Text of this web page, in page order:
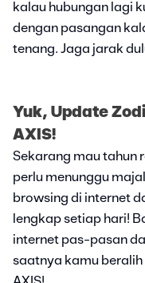
kalau hubungan lagi
dengan pasangan
tenang. Jaga jarak
Yuk, Update
AXIS!
Sekarang mau tahun
perlu menunggu
browsing di internet
lengkap setiap hari!
internet pas-pasan
saatnya kamu beralih